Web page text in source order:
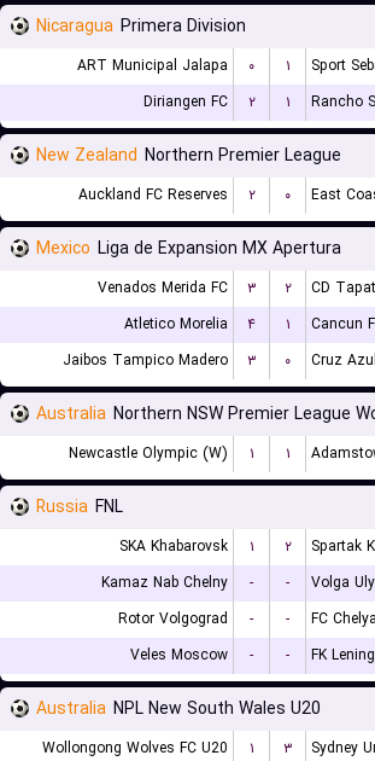
Nicaragua Primera Division
ART Municipal Jalapa ۰ ۱
Sport
Diriangen FC
۲ ۱ Rancho
New Zealand Northern Premier League
Auckland FC Reserves ۲ ۰ East
Mexico Liga de Expansion MX Apertura
Venados Merida FC ۳ ۲
CD
Atletico Morelia
۴ ۱
Cancun
Jaibos Tampico Madero
۳ ۰ Cruz
Australia Northern NSW Premier League
Newcastle Olympic (W) ۱ ۱
Russia FNL
SKA Khabarovsk ۱ ۲
Spartak
Kamaz Nab Chelny
- -
Volga
Rotor Volgograd
- -
FC
Veles Moscow
- - FK
Australia NPL New South Wales U20
Wollongong Wolves FC U20 ۱ ۳ Sydney